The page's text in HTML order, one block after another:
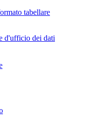
tabellare
d'ufficio dei dati